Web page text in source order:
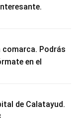
comarca. Podrás
en el
de Calatayud.